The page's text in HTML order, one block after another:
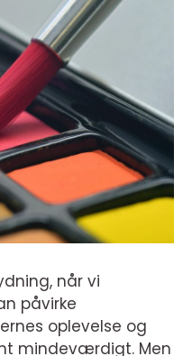
når vi
påvirke
oplevelse og
mindeværdigt. Men